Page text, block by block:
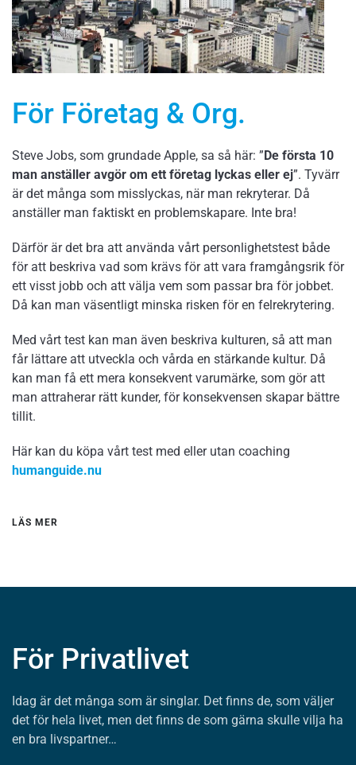
För Företag & Org.
Steve Jobs, som grundade Apple, sa så här: ”De första 10
man anställer avgör om ett företag lyckas eller ej”. Tyvärr
är det många som misslyckas, när man rekryterar. Då
anställer man faktiskt en problemskapare. Inte bra!
Därför är det bra att använda vårt personlighetstest både
för att beskriva vad som krävs för att vara framgångsrik för
ett visst jobb och att välja vem som passar bra för jobbet.
Då kan man väsentligt minska risken för en felrekrytering.
Med vårt test kan man även beskriva kulturen, så att man
får lättare att utveckla och vårda en stärkande kultur. Då
kan man få ett mera konsekvent varumärke, som gör att
man attraherar rätt kunder, för konsekvensen skapar bättre
tillit.
Här kan du köpa vårt test med eller utan coaching
humanguide.nu
LÄS MER
För Privatlivet
Idag är det många som är singlar. Det finns de, som väljer
det för hela livet, men det finns de som gärna skulle vilja ha
en bra livspartner…